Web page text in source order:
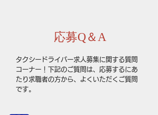
​応募Q＆A
タクシードライバー求人募集に関する質問
コーナー！下記のご質問は、応募するにあ
たり求職者の方から、よくいただくご質問
です。